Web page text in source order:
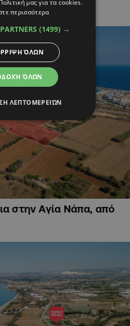
στην Αγία Νάπα, από
μας για τα cookies.
περισσότερα
(1499) →
ΌΛΩΝ
ΌΛΩΝ
ΛΕΠΤΟΜΕΡΕΙΏΝ